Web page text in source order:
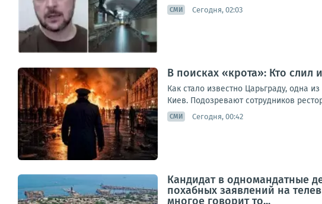
СМИ Сегодня, 02:03
В поисках «крота»: Кто
Как стало известно Царьграду, одна
Киев. Подозревают сотрудников
СМИ Сегодня, 00:42
Кандидат в одномандатные
похабных заявлений на
многое говорит то...